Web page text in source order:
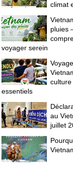
climat
pluies
voyager serein
culture
essentiels
au
juillet